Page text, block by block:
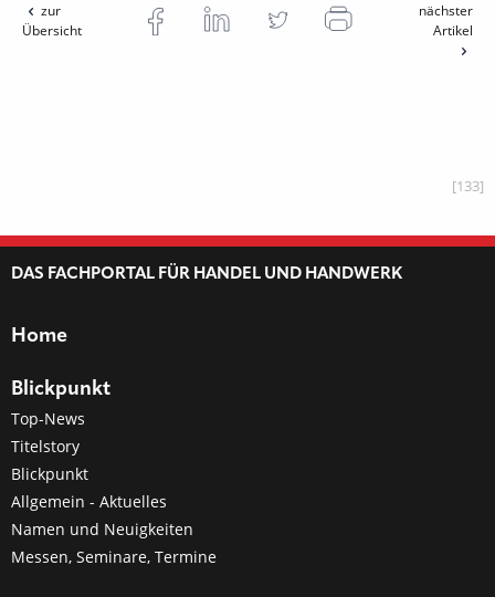
zur
Übersicht
nächster
Artikel
[133]
DAS FACHPORTAL FÜR HANDEL UND HANDWERK
Home
Blickpunkt
Top-News
Titelstory
Blickpunkt
Allgemein - Aktuelles
Namen und Neuigkeiten
Messen, Seminare, Termine